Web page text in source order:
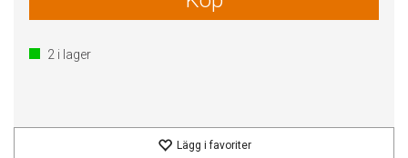
2 i lager
Lägg i favoriter